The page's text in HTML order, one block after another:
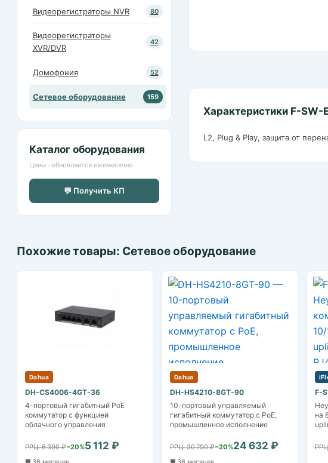
Видеорегистраторы NVR 80
Видеорегистраторы
XVR/DVR
42
Домофония 52
Сетевое оборудование 159
Каталог оборудования
Цены · обновляется ежемесячно
💬 Получить КП
Характеристики F-SW-
L2, Plug & Play, защита от
Похожие товары: Сетевое оборудование
Dahua
DH-CS4006-4GT-36
4-портовый гигабитный PoE
коммутатор с функцией
облачного управления
РРЦ: 6 390 ₽−20%5 112 ₽
Dahua
DH-HS4210-8GT-90
10-портовый управляемый
гигабитный коммутатор с PoE,
промышленное исполнение
РРЦ: 30 790 ₽−20%24 632 ₽
F-
на